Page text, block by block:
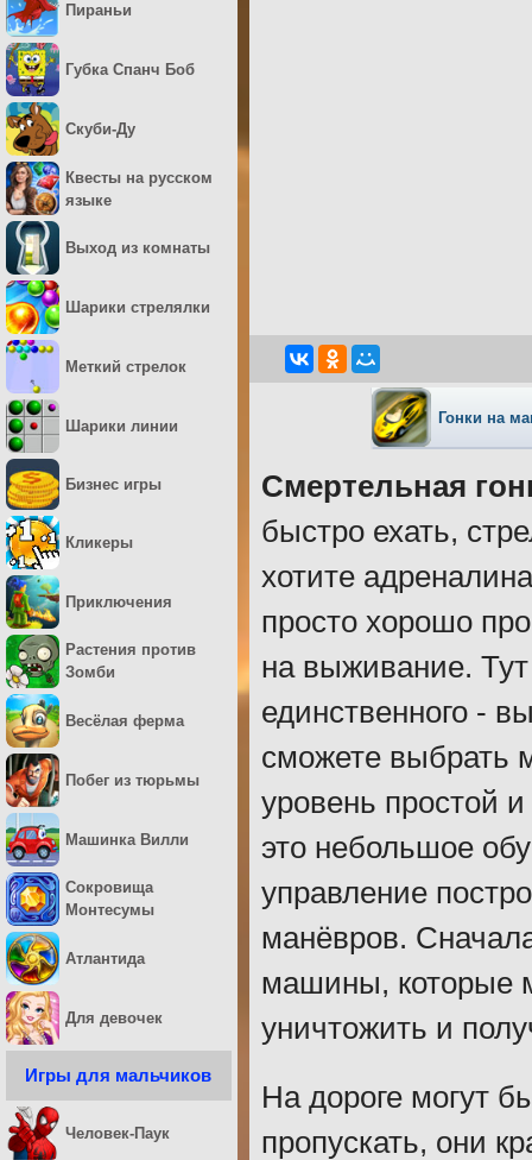
Гонки на
Смертельная
быстро ехать,
хотите
просто хорошо
на выживание. Тут
единственного -
сможете выбрать
уровень простой
это небольшое
управление
манёвров.
машины, которые
уничтожить и
На дороге могут
пропускать, они
Пираньи
Губка Спанч Боб
Скуби-Ду
Квесты на русском
языке
Выход из комнаты
Шарики стрелялки
Меткий стрелок
Шарики линии
Бизнес игры
Кликеры
Приключения
Растения против
Зомби
Весёлая ферма
Побег из тюрьмы
Машинка Вилли
Сокровища
Монтесумы
Атлантида
Для девочек
Игры для мальчиков
Человек-Паук